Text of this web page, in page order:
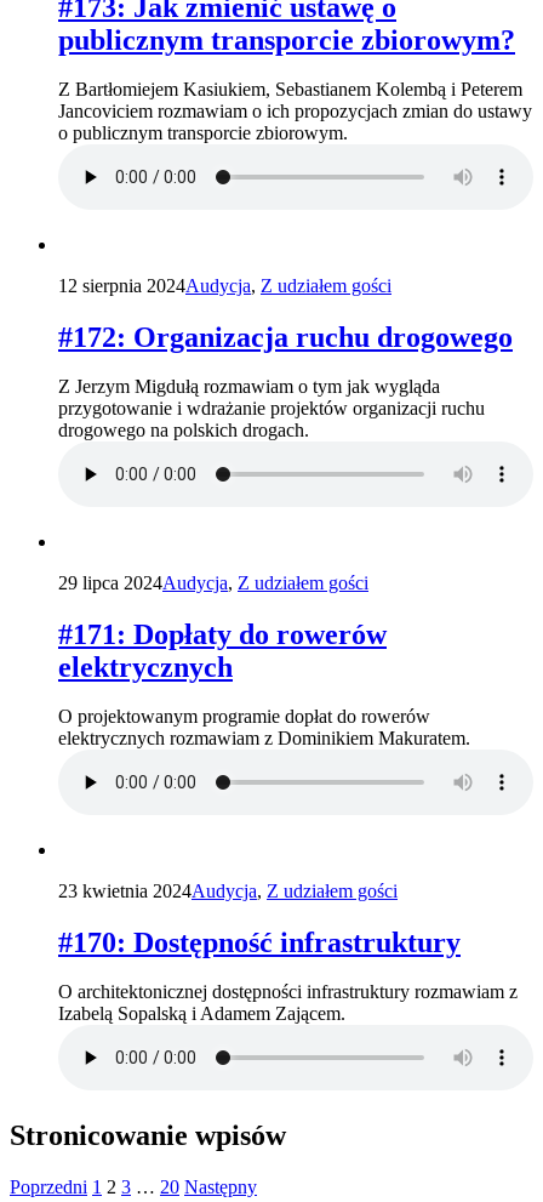
#173: Jak zmienić ustawę o
publicznym transporcie zbiorowym?
Z Bartłomiejem Kasiukiem, Sebastianem Kolembą i Peterem
Jancoviciem rozmawiam o ich propozycjach zmian do ustawy
o publicznym transporcie zbiorowym.
12 sierpnia 2024Audycja, Z udziałem gości
#172: Organizacja ruchu drogowego
Z Jerzym Migdułą rozmawiam o tym jak wygląda
przygotowanie i wdrażanie projektów organizacji ruchu
drogowego na polskich drogach.
29 lipca 2024Audycja, Z udziałem gości
#171: Dopłaty do rowerów
elektrycznych
O projektowanym programie dopłat do rowerów
elektrycznych rozmawiam z Dominikiem Makuratem.
23 kwietnia 2024Audycja, Z udziałem gości
#170: Dostępność infrastruktury
O architektonicznej dostępności infrastruktury rozmawiam z
Izabelą Sopalską i Adamem Zającem.
Stronicowanie wpisów
Poprzedni 1 2 3 … 20 Następny